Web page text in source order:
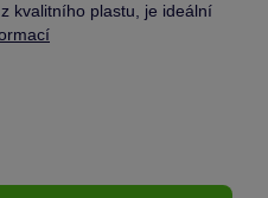
kvalitního plastu, je ideální